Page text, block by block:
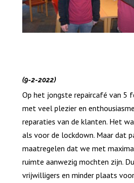
(9-2-2022)
Op het jongste repaircafé van 5
met veel plezier en
reparaties van de klanten. Het
als voor de lockdown. Maar dat
maatregelen dat we met
ruimte aanwezig mochten zijn.
vrijwilligers en minder plaats